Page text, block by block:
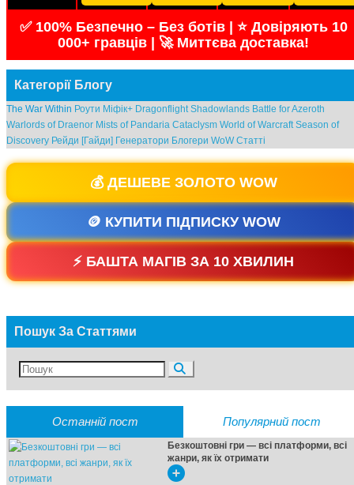
✅ 100% Безпечно – Без ботів | ⭐ Довіряють 10
000+ гравців | 🚀 Миттєва доставка!
Категорії Блогу
The War Within Роути Міфік+ Dragonflight Shadowlands Battle for Azeroth
Warlords of Draenor Mists of Pandaria Cataclysm World of Warcraft Season of
Discovery Рейди [Гайди] Генератори Блогери WoW Статті
💰 ДЕШЕВЕ ЗОЛОТО WOW
🪙 КУПИТИ ПІДПИСКУ WOW
⚡ БАШТА МАГІВ ЗА 10 ХВИЛИН
Пошук За Статтями
Останній пост Популярний пост
Безкоштовні гри — всі платформи, всі
жанри, як їх отримати